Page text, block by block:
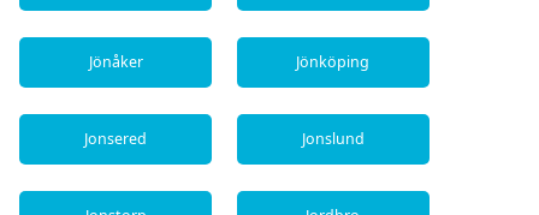
Jönåker Jönköping
Jonsered Jonslund